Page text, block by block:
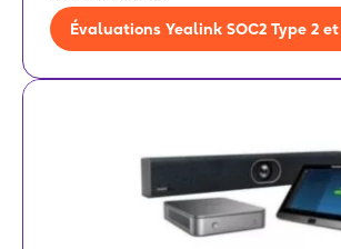
Évaluations Yealink SOC2 Type 2 et